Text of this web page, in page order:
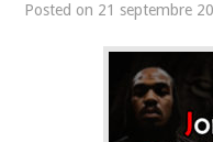
Posted on 21 septembre